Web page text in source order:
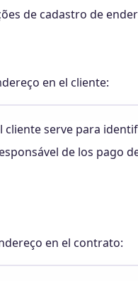
de cadastro de
en el cliente:
cliente serve para
de los pago
en el contrato: